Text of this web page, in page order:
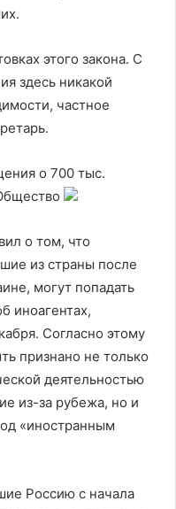
этого закона. С
здесь никакой
частное
о 700 тыс.
о том, что
из страны после
могут попадать
иноагентах,
Согласно этому
признано не только
деятельностью
из-за рубежа, но и
«иностранным
Россию с начала